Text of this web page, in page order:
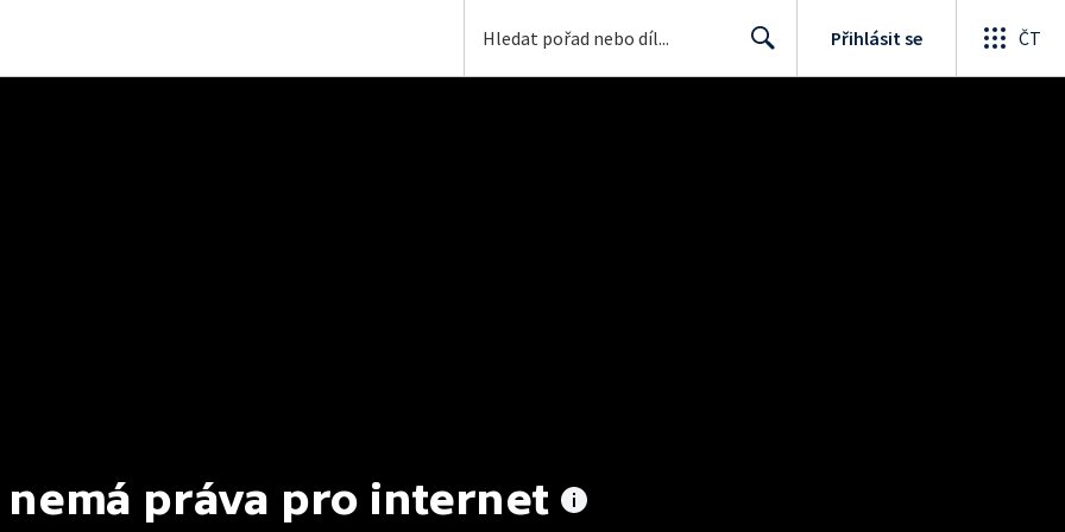
Přihlásit se ČT
nemá práva pro internet